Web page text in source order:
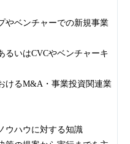
やベンチャーでの新規事業
るいはCVCやベンチャーキ
けるM&A・事業投資関連業
ウハウに対する知識